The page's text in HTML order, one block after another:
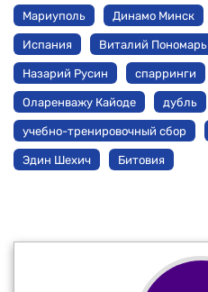
Мариуполь Динамо Минск
Испания Виталий Пономарь
Назарий Русин спарринги
Оларенважу Кайоде дубль
учебно-тренировочный сбор
Эдин Шехич Битовия